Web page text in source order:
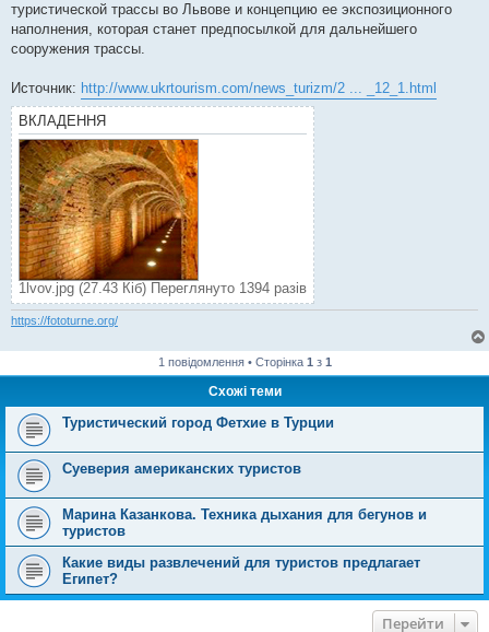
туристической трассы во Львове и концепцию ее экспозиционного
наполнения, которая станет предпосылкой для дальнейшего
сооружения трассы.
Источник: http://www.ukrtourism.com/news_turizm/2 ... _12_1.html
ВКЛАДЕННЯ
1lvov.jpg (27.43 Кіб) Переглянуто 1394 разів
https://fototurne.org/
1 повідомлення • Сторінка 1 з 1
Схожі теми
Туристический город Фетхие в Турции
Суеверия американских туристов
Марина Казанкова. Техника дыхания для бегунов и
туристов
Какие виды развлечений для туристов предлагает
Египет?
Перейти